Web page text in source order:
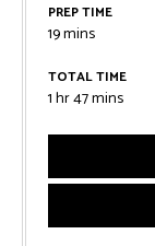
PREP TIME
19minutes
mins
TOTAL TIME
1hour
hr47minutes
mins